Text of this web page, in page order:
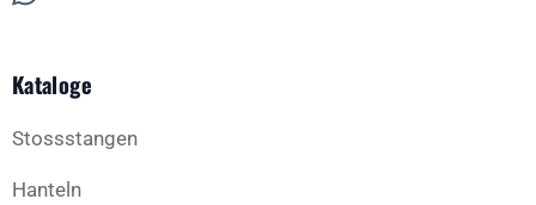
Kataloge
Stossstangen
Hanteln